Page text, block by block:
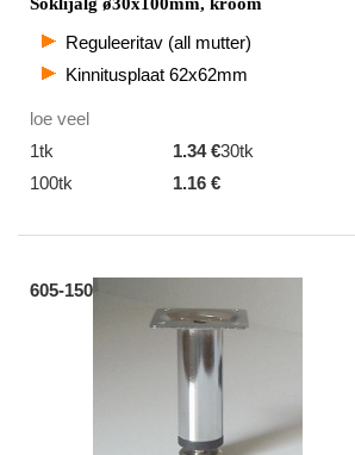
Reguleeritav (all mutter)
Kinnitusplaat 62x62mm
loe veel
1tk
1.34 €30tk
100tk
1.16 €
605-150